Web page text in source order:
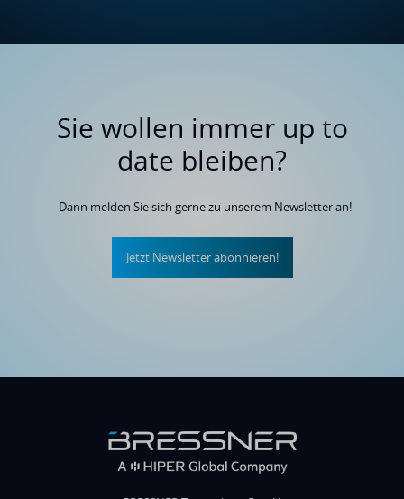
Sie wollen immer up to
date bleiben?
- Dann melden Sie sich gerne zu unserem Newsletter an!
Jetzt Newsletter abonnieren!